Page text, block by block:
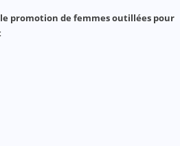
promotion de femmes outillées pour